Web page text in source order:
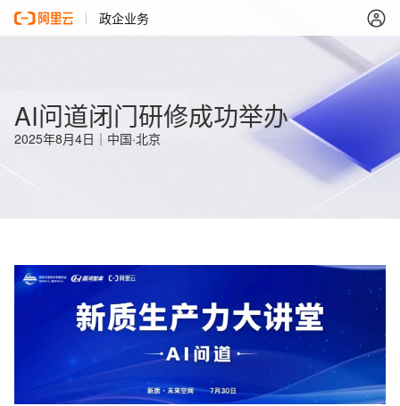
政企业务
AI问道闭门研修成功举办
2025年8月4日｜中国·北京